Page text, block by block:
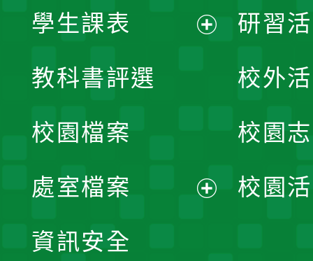
學生課表
單
教科書評選
校園檔案
處室檔案
資訊安全
研習
校外
校園
校園